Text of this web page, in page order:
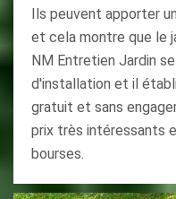
Ils peuvent apporter
et cela montre que le
NM Entretien Jardin
d'installation et il
gratuit et sans
prix très intéressants
bourses.